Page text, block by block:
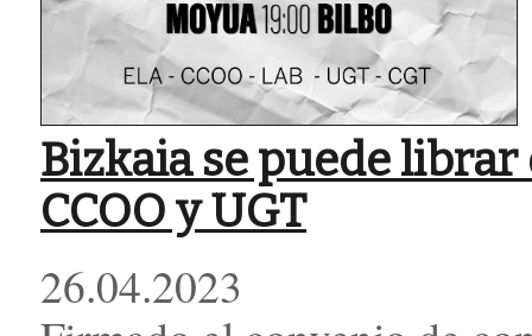
Bizkaia se puede
CCOO y UGT
26.04.2023